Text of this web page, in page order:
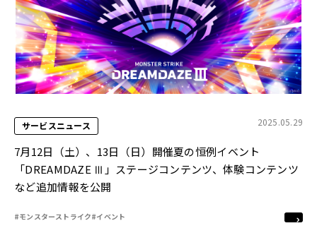
サービスニュース 2025.05.29
7月12日（土）、13日（日）開催夏の恒例イベント
「DREAMDAZE Ⅲ」ステージコンテンツ、体験コンテンツ
など追加情報を公開
#モンスターストライク#イベント